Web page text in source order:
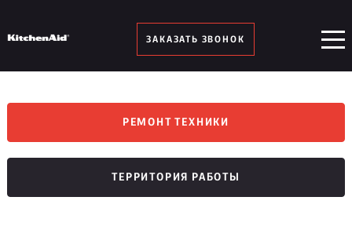
ЗАКАЗАТЬ ЗВОНОК
РЕМОНТ ТЕХНИКИ
ТЕРРИТОРИЯ РАБОТЫ